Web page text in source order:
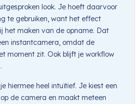
look. Je hoeft daarvoor
te gebruiken, want het effect
het maken van de opname. Dat
instantcamera, omdat de
moment zit. Ook blijft je workflow
hiermee heel intuïtief. Je kiest een
de camera en maakt meteen